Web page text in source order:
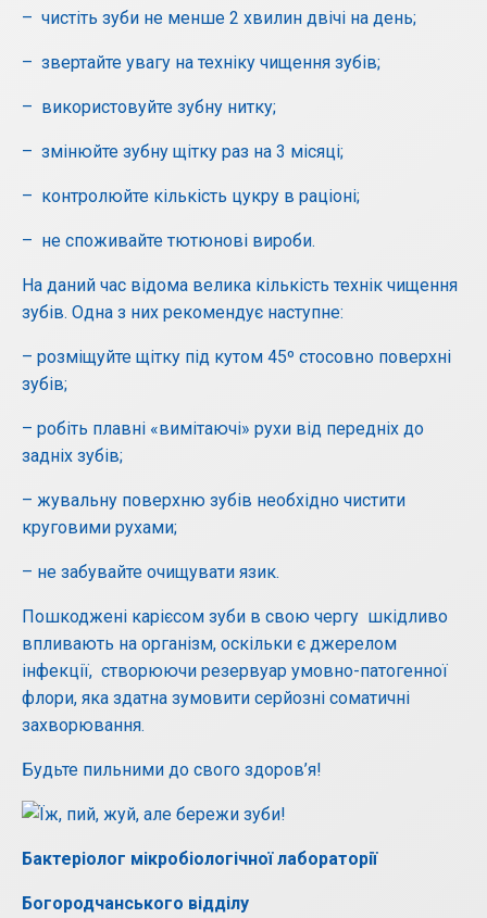
– чистіть зуби не менше 2 хвилин двічі на день;
– звертайте увагу на техніку чищення зубів;
– використовуйте зубну нитку;
– змінюйте зубну щітку раз на 3 місяці;
– контролюйте кількість цукру в раціоні;
– не споживайте тютюнові вироби.
На даний час відома велика кількість технік чищення
зубів. Одна з них рекомендує наступне:
– розміщуйте щітку під кутом 45º стосовно поверхні
зубів;
– робіть плавні «вимітаючі» рухи від передніх до
задніх зубів;
– жувальну поверхню зубів необхідно чистити
круговими рухами;
– не забувайте очищувати язик.
Пошкоджені карієсом зуби в свою чергу шкідливо
впливають на організм, оскільки є джерелом
інфекції, створюючи резервуар умовно-патогенної
флори, яка здатна зумовити серйозні соматичні
захворювання.
Будьте пильними до свого здоров’я!
Бактеріолог мікробіологічної лабораторії
Богородчанського відділу